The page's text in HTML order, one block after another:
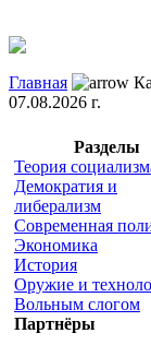
Главная
07.08.2026 г.
Разделы
Теория
Демократия и
либерализм
Современная
Экономика
История
Оружие и
Вольным слогом
Партнёры